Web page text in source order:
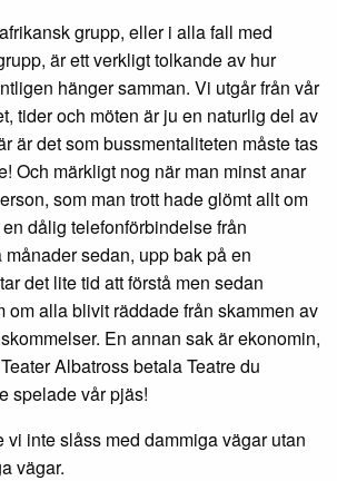
grupp, eller i alla fall med
är ett verkligt tolkande av hur
hänger samman. Vi utgår från vår
tider och möten är ju en naturlig del av
är det som bussmentaliteten måste tas
Och märkligt nog när man minst anar
som man trott hade glömt allt om
dålig telefonförbindelse från
sedan, upp bak på en
det lite tid att förstå men sedan
om alla blivit räddade från skammen av
En annan sak är ekonomin,
Albatross betala Teatre du
spelade vår pjäs!
vi inte slåss med dammiga vägar utan
vägar.